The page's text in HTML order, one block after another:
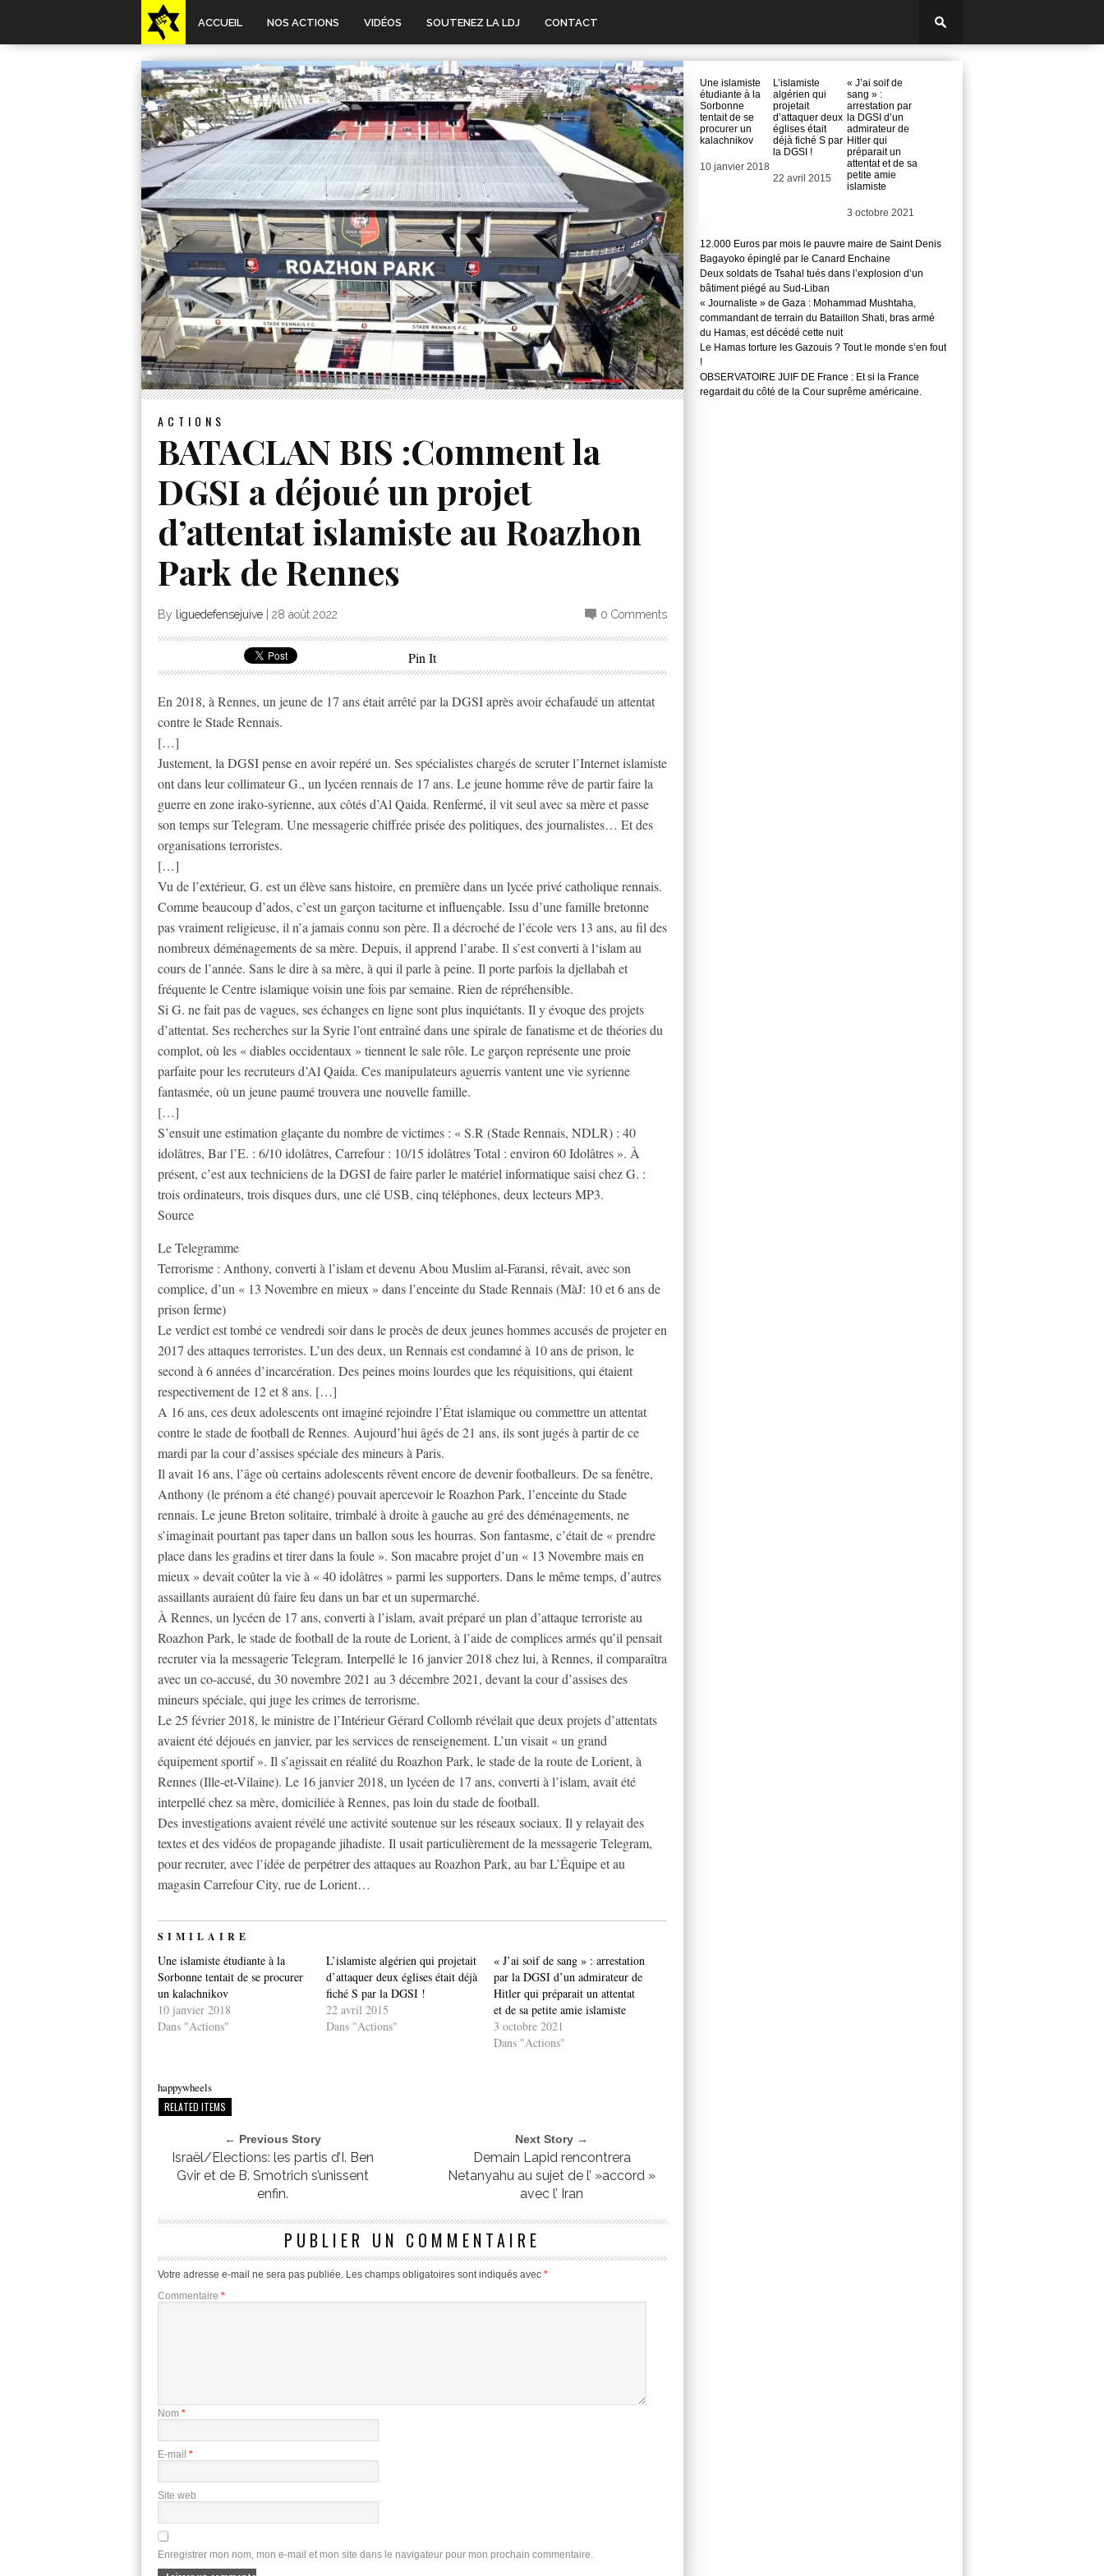
ACCUEIL NOS ACTIONS VIDÉOS SOUTENEZ LA LDJ CONTACT
ACTIONS
BATACLAN BIS :Comment la
DGSI a déjoué un projet
d’attentat islamiste au Roazhon
Park de Rennes
By liguedefensejuive 28 août 2022 0 Comments
Pin It
En 2018, à Rennes, un jeune de 17 ans était arrêté par la DGSI après avoir échafaudé un attentat
contre le Stade Rennais.
[…]
Justement, la DGSI pense en avoir repéré un. Ses spécialistes chargés de scruter l’Internet islamiste
ont dans leur collimateur G., un lycéen rennais de 17 ans. Le jeune homme rêve de partir faire la
guerre en zone irako-syrienne, aux côtés d’Al Qaida. Renfermé, il vit seul avec sa mère et passe
son temps sur Telegram. Une messagerie chiffrée prisée des politiques, des journalistes… Et des
organisations terroristes.
[…]
Vu de l’extérieur, G. est un élève sans histoire, en première dans un lycée privé catholique rennais.
Comme beaucoup d’ados, c’est un garçon taciturne et influençable. Issu d’une famille bretonne
pas vraiment religieuse, il n’a jamais connu son père. Il a décroché de l’école vers 13 ans, au fil des
nombreux déménagements de sa mère. Depuis, il apprend l’arabe. Il s’est converti à l‘islam au
cours de l’année. Sans le dire à sa mère, à qui il parle à peine. Il porte parfois la djellabah et
fréquente le Centre islamique voisin une fois par semaine. Rien de répréhensible.
Si G. ne fait pas de vagues, ses échanges en ligne sont plus inquiétants. Il y évoque des projets
d’attentat. Ses recherches sur la Syrie l’ont entraîné dans une spirale de fanatisme et de théories du
complot, où les « diables occidentaux » tiennent le sale rôle. Le garçon représente une proie
parfaite pour les recruteurs d’Al Qaida. Ces manipulateurs aguerris vantent une vie syrienne
fantasmée, où un jeune paumé trouvera une nouvelle famille.
[…]
S’ensuit une estimation glaçante du nombre de victimes : « S.R (Stade Rennais, NDLR) : 40
idolâtres, Bar l’E. : 6/10 idolâtres, Carrefour : 10/15 idolâtres Total : environ 60 Idolâtres ». À
présent, c’est aux techniciens de la DGSI de faire parler le matériel informatique saisi chez G. :
trois ordinateurs, trois disques durs, une clé USB, cinq téléphones, deux lecteurs MP3.
Source
Le Telegramme
Terrorisme : Anthony, converti à l’islam et devenu Abou Muslim al-Faransi, rêvait, avec son
complice, d’un « 13 Novembre en mieux » dans l’enceinte du Stade Rennais (MàJ: 10 et 6 ans de
prison ferme)
Le verdict est tombé ce vendredi soir dans le procès de deux jeunes hommes accusés de projeter en
2017 des attaques terroristes. L’un des deux, un Rennais est condamné à 10 ans de prison, le
second à 6 années d’incarcération. Des peines moins lourdes que les réquisitions, qui étaient
respectivement de 12 et 8 ans. […]
A 16 ans, ces deux adolescents ont imaginé rejoindre l’État islamique ou commettre un attentat
contre le stade de football de Rennes. Aujourd’hui âgés de 21 ans, ils sont jugés à partir de ce
mardi par la cour d’assises spéciale des mineurs à Paris.
Il avait 16 ans, l’âge où certains adolescents rêvent encore de devenir footballeurs. De sa fenêtre,
Anthony (le prénom a été changé) pouvait apercevoir le Roazhon Park, l’enceinte du Stade
rennais. Le jeune Breton solitaire, trimbalé à droite à gauche au gré des déménagements, ne
s’imaginait pourtant pas taper dans un ballon sous les hourras. Son fantasme, c’était de « prendre
place dans les gradins et tirer dans la foule ». Son macabre projet d’un « 13 Novembre mais en
mieux » devait coûter la vie à « 40 idolâtres » parmi les supporters. Dans le même temps, d’autres
assaillants auraient dû faire feu dans un bar et un supermarché.
À Rennes, un lycéen de 17 ans, converti à l’islam, avait préparé un plan d’attaque terroriste au
Roazhon Park, le stade de football de la route de Lorient, à l’aide de complices armés qu’il pensait
recruter via la messagerie Telegram. Interpellé le 16 janvier 2018 chez lui, à Rennes, il comparaîtra
avec un co-accusé, du 30 novembre 2021 au 3 décembre 2021, devant la cour d’assises des
mineurs spéciale, qui juge les crimes de terrorisme.
Le 25 février 2018, le ministre de l’Intérieur Gérard Collomb révélait que deux projets d’attentats
avaient été déjoués en janvier, par les services de renseignement. L’un visait « un grand
équipement sportif ». Il s’agissait en réalité du Roazhon Park, le stade de la route de Lorient, à
Rennes (Ille-et-Vilaine). Le 16 janvier 2018, un lycéen de 17 ans, converti à l’islam, avait été
interpellé chez sa mère, domiciliée à Rennes, pas loin du stade de football.
Des investigations avaient révélé une activité soutenue sur les réseaux sociaux. Il y relayait des
textes et des vidéos de propagande jihadiste. Il usait particulièrement de la messagerie Telegram,
pour recruter, avec l’idée de perpétrer des attaques au Roazhon Park, au bar L’Équipe et au
magasin Carrefour City, rue de Lorient…
SIMILAIRE
Une islamiste étudiante à la
Sorbonne tentait de se procurer
un kalachnikov
10 janvier 2018
Dans "Actions"
L’islamiste algérien qui projetait
d’attaquer deux églises était déjà
fiché S par la DGSI !
22 avril 2015
Dans "Actions"
« J’ai soif de sang » : arrestation
par la DGSI d’un admirateur de
Hitler qui préparait un attentat
et de sa petite amie islamiste
3 octobre 2021
Dans "Actions"
happywheels
RELATED ITEMS
← Previous Story
Israël/Elections: les partis d’I. Ben
Gvir et de B. Smotrich s’unissent
enfin.
Next Story →
Demain Lapid rencontrera
Netanyahu au sujet de l’ »accord »
avec l’ Iran
PUBLIER UN COMMENTAIRE
Votre adresse e-mail ne sera pas publiée. Les champs obligatoires sont indiqués avec *
Commentaire *
Nom *
E-mail *
Site web
Enregistrer mon nom, mon e-mail et mon site dans le navigateur pour mon prochain commentaire.
Une islamiste
étudiante à la
Sorbonne
tentait de se
procurer un
kalachnikov
Date
10 janvier 2018
L’islamiste
algérien qui
projetait
d’attaquer deux
églises était
déjà fiché S par
la DGSI !
Date
22 avril 2015
« J’ai soif de
sang » :
arrestation par
la DGSI d’un
admirateur de
Hitler qui
préparait un
attentat et de sa
petite amie
islamiste
Date
3 octobre 2021
12.000 Euros par mois le pauvre maire de Saint Denis
Bagayoko épinglé par le Canard Enchaine
Deux soldats de Tsahal tués dans l’explosion d’un
bâtiment piégé au Sud-Liban
« Journaliste » de Gaza : Mohammad Mushtaha,
commandant de terrain du Bataillon Shati, bras armé
du Hamas, est décédé cette nuit
Le Hamas torture les Gazouis ? Tout le monde s’en fout
!
OBSERVATOIRE JUIF DE France : Et si la France
regardait du côté de la Cour suprême américaine.